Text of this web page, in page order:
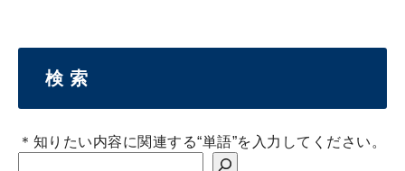
検 索
＊知りたい内容に関連する“単語”を入力してください。